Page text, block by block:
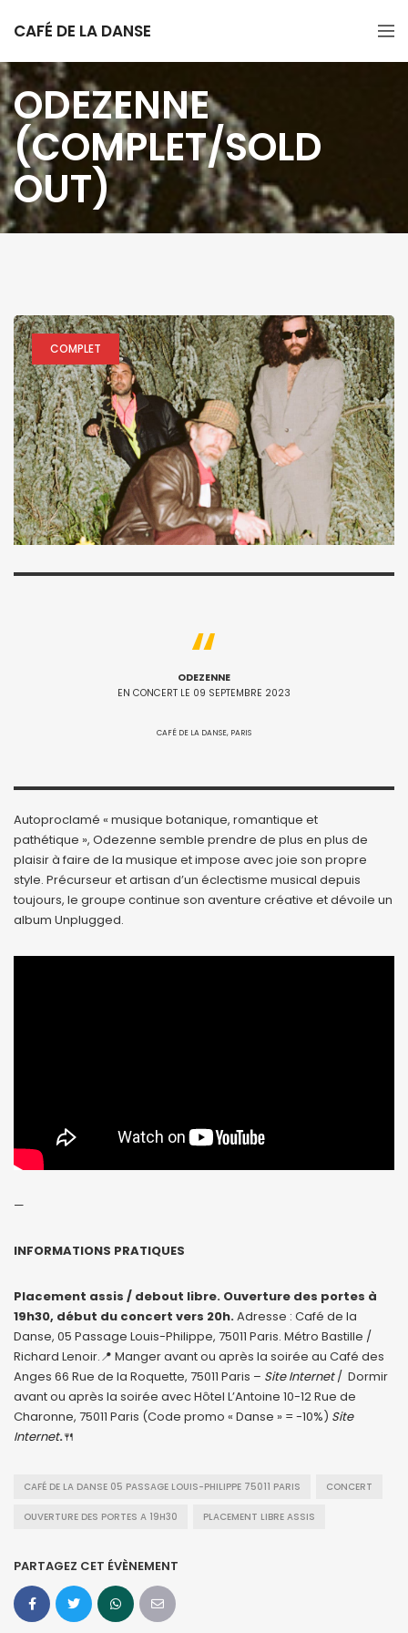
CAFÉ DE LA DANSE
ODEZENNE
(COMPLET/SOLD
OUT)
COMPLET
ODEZENNE
EN CONCERT LE 09 SEPTEMBRE 2023
CAFÉ DE LA DANSE, PARIS
Autoproclamé « musique botanique, romantique et
pathétique », Odezenne semble prendre de plus en plus de
plaisir à faire de la musique et impose avec joie son propre
style. Précurseur et artisan d’un éclectisme musical depuis
toujours, le groupe continue son aventure créative et dévoile un
album Unplugged.
—
INFORMATIONS PRATIQUES
Placement assis / debout libre. Ouverture des portes à
19h30, début du concert vers 20h.Adresse : Café de la
Danse, 05 Passage Louis-Philippe, 75011 Paris. Métro Bastille /
Richard Lenoir.📍 Manger avant ou après la soirée au Café des
Anges 66 Rue de la Roquette, 75011 Paris – Site Internet/ Dormir
avant ou après la soirée avec Hôtel L’Antoine 10-12 Rue de
Charonne, 75011 Paris (Code promo « Danse » = -10%) Site
Internet.🍴
CAFÉ DE LA DANSE 05 PASSAGE LOUIS-PHILIPPE 75011 PARIS CONCERT
OUVERTURE DES PORTES A 19H30 PLACEMENT LIBRE ASSIS
PARTAGEZ CET ÉVÈNEMENT